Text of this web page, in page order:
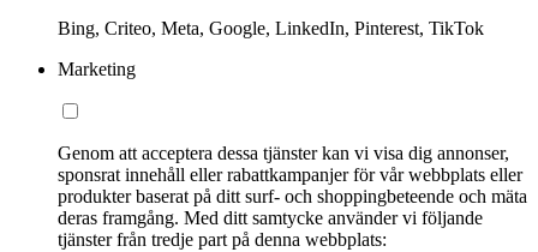
Bing, Criteo, Meta, Google, LinkedIn, Pinterest, TikTok
Marketing
Genom att acceptera dessa tjänster kan vi visa dig annonser,
sponsrat innehåll eller rabattkampanjer för vår webbplats eller
produkter baserat på ditt surf- och shoppingbeteende och mäta
deras framgång. Med ditt samtycke använder vi följande
tjänster från tredje part på denna webbplats: